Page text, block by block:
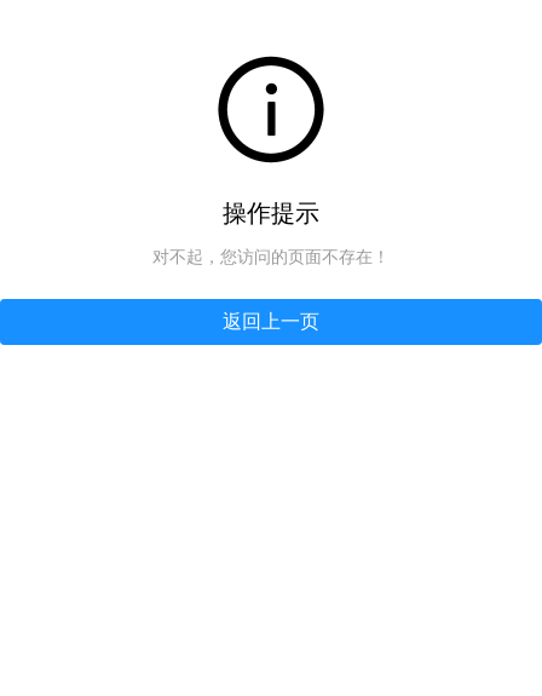
操作提示
对不起，您访问的页面不存在！
返回上一页